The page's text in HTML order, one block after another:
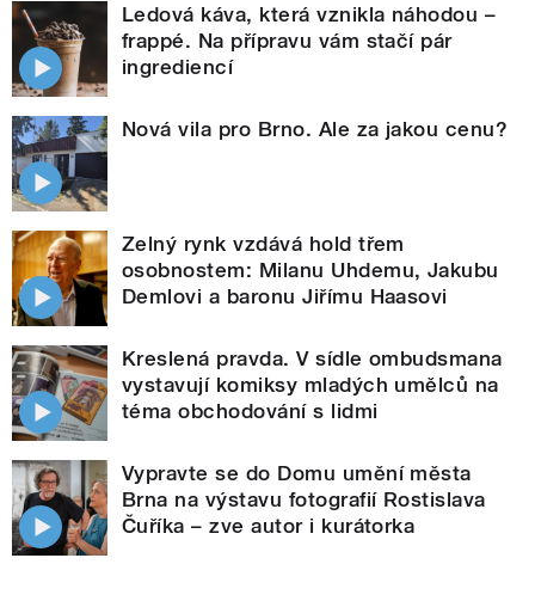
Ledová káva, která vznikla náhodou –
frappé. Na přípravu vám stačí pár
ingrediencí
Nová vila pro Brno. Ale za jakou cenu?
Zelný rynk vzdává hold třem
osobnostem: Milanu Uhdemu, Jakubu
Demlovi a baronu Jiřímu Haasovi
Kreslená pravda. V sídle ombudsmana
vystavují komiksy mladých umělců na
téma obchodování s lidmi
Vypravte se do Domu umění města
Brna na výstavu fotografií Rostislava
Čuříka – zve autor i kurátorka